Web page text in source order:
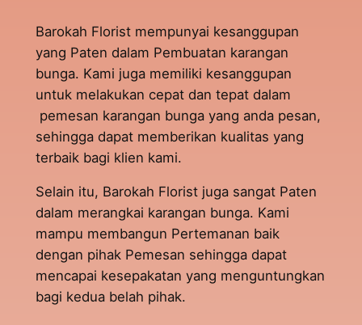
Barokah Florist mempunyai kesanggupan
yang Paten dalam Pembuatan karangan
bunga. Kami juga memiliki kesanggupan
untuk melakukan cepat dan tepat dalam
pemesan karangan bunga yang anda pesan,
sehingga dapat memberikan kualitas yang
terbaik bagi klien kami.
Selain itu, Barokah Florist juga sangat Paten
dalam merangkai karangan bunga. Kami
mampu membangun Pertemanan baik
dengan pihak Pemesan sehingga dapat
mencapai kesepakatan yang menguntungkan
bagi kedua belah pihak.